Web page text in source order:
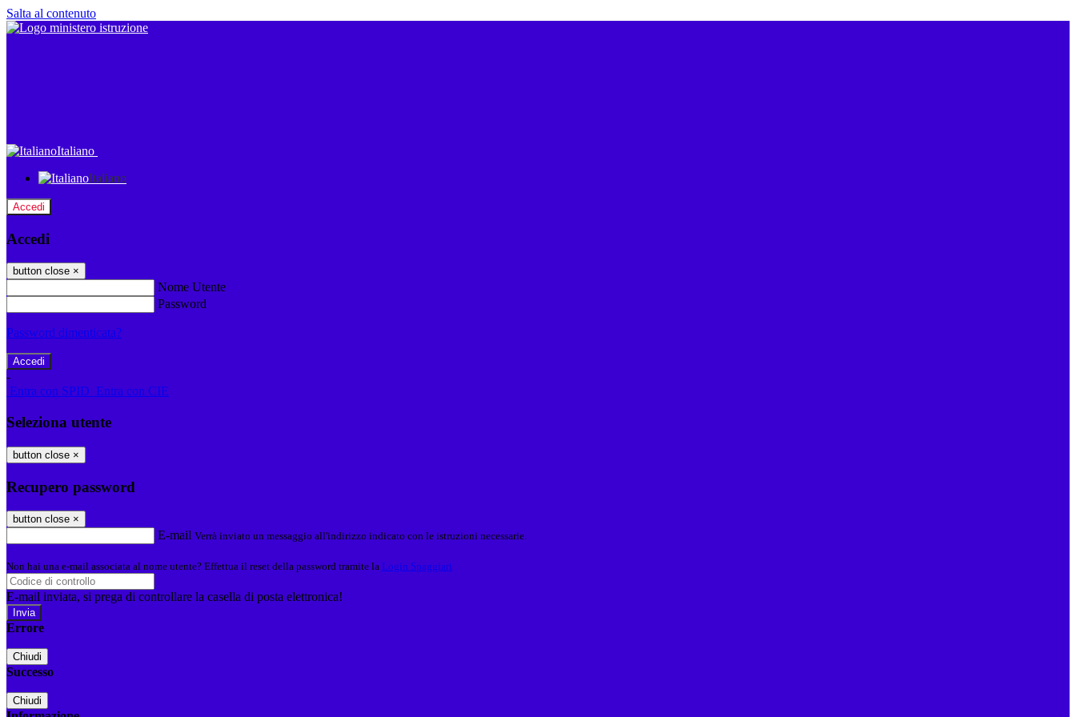
Salta al contenuto
Italiano
Italiano
Accedi
Accedi
button close ×
Nome Utente
Password
Password dimenticata?
-
Entra con SPID Entra con CIE
Seleziona utente
button close ×
Recupero password
button close ×
E-mail Verrà inviato un messaggio all'indirizzo indicato con le istruzioni necessarie.
Non hai una e-mail associata al nome utente? Effettua il reset della password tramite la Login Spaggiari
E-mail inviata, si prega di controllare la casella di posta elettronica!
Errore
Chiudi
Successo
Chiudi